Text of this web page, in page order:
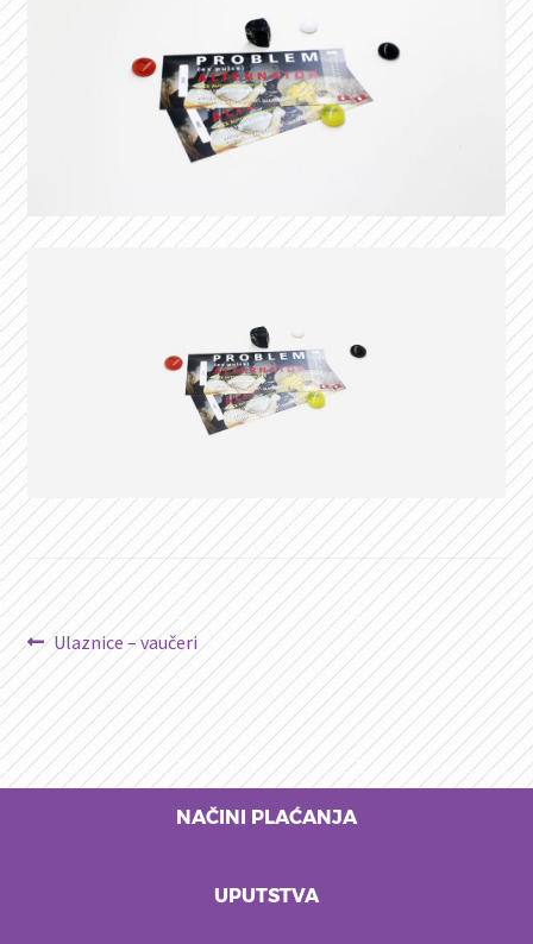
Kretanje
članka
Prethodni
članak:
Ulaznice – vaučeri
NAČINI PLAĆANJA
UPUTSTVA